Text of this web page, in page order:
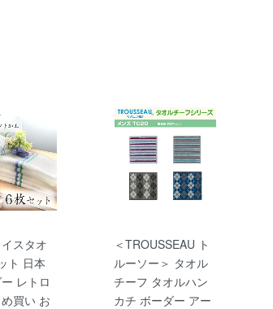
スタオ
ト 日本
レトロ
買い お
＜TROUSSEAU ト
ルーソー＞ タオル
チーフ タオルハン
カチ ボーダー アー